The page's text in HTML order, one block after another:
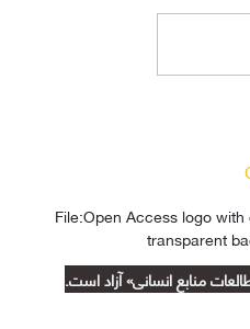
منابع انسانی» آزاد است.